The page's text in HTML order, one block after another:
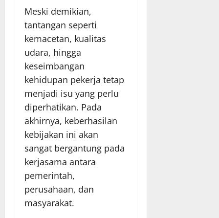
Meski demikian,
tantangan seperti
kemacetan, kualitas
udara, hingga
keseimbangan
kehidupan pekerja tetap
menjadi isu yang perlu
diperhatikan. Pada
akhirnya, keberhasilan
kebijakan ini akan
sangat bergantung pada
kerjasama antara
pemerintah,
perusahaan, dan
masyarakat.